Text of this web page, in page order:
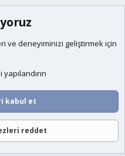
ve deneyiminizi geliştirmek için
kabul et
reddet